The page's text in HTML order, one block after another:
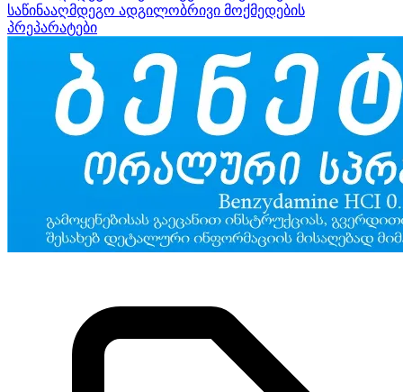
საწინააღმდეგო ადგილობრივი მოქმედების
პრეპარატები